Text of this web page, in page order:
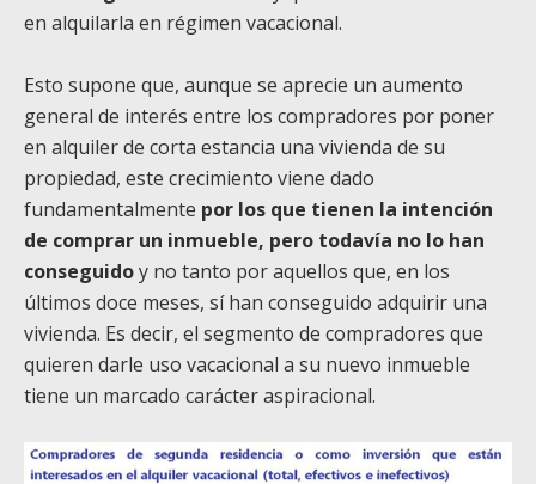
en alquilarla en régimen vacacional.
Esto supone que, aunque se aprecie un aumento
general de interés entre los compradores por poner
en alquiler de corta estancia una vivienda de su
propiedad, este crecimiento viene dado
fundamentalmente por los que tienen la intención
de comprar un inmueble, pero todavía no lo han
conseguidoy no tanto por aquellos que, en los
últimos doce meses, sí han conseguido adquirir una
vivienda. Es decir, el segmento de compradores que
quieren darle uso vacacional a su nuevo inmueble
tiene un marcado carácter aspiracional.